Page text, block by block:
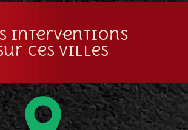
interventions
ces villes